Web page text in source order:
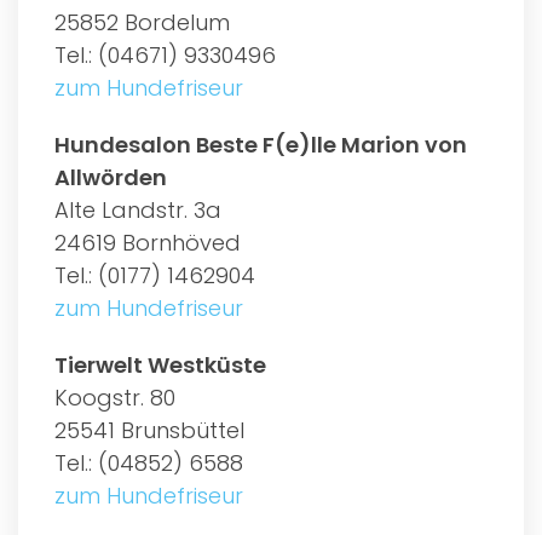
25852 Bordelum
Tel.: (04671) 9330496
zum Hundefriseur
Hundesalon Beste F(e)lle Marion von
Allwörden
Alte Landstr. 3a
24619 Bornhöved
Tel.: (0177) 1462904
zum Hundefriseur
Tierwelt Westküste
Koogstr. 80
25541 Brunsbüttel
Tel.: (04852) 6588
zum Hundefriseur